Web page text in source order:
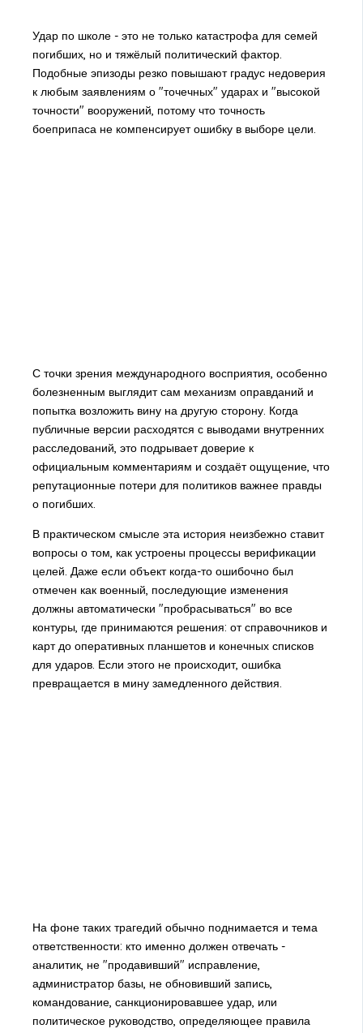
Удар по школе - это не только катастрофа для семей
погибших, но и тяжёлый политический фактор.
Подобные эпизоды резко повышают градус недоверия
к любым заявлениям о "точечных" ударах и "высокой
точности" вооружений, потому что точность
боеприпаса не компенсирует ошибку в выборе цели.
С точки зрения международного восприятия, особенно
болезненным выглядит сам механизм оправданий и
попытка возложить вину на другую сторону. Когда
публичные версии расходятся с выводами внутренних
расследований, это подрывает доверие к
официальным комментариям и создаёт ощущение, что
репутационные потери для политиков важнее правды
о погибших.
В практическом смысле эта история неизбежно ставит
вопросы о том, как устроены процессы верификации
целей. Даже если объект когда-то ошибочно был
отмечен как военный, последующие изменения
должны автоматически "пробрасываться" во все
контуры, где принимаются решения: от справочников и
карт до оперативных планшетов и конечных списков
для ударов. Если этого не происходит, ошибка
превращается в мину замедленного действия.
На фоне таких трагедий обычно поднимается и тема
ответственности: кто именно должен отвечать -
аналитик, не "продавивший" исправление,
администратор базы, не обновивший запись,
командование, санкционировавшее удар, или
политическое руководство, определяющее правила